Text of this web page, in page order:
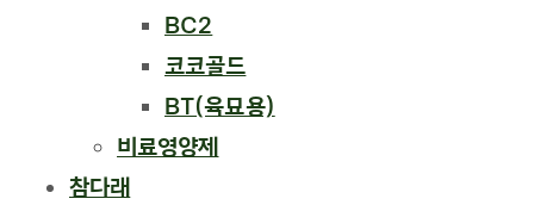
BC2
코코골드
BT(육묘용)
비료영양제
참다래